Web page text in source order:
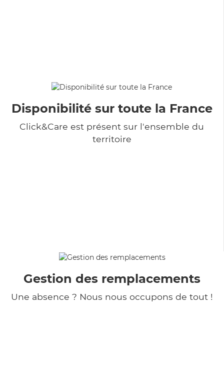
Disponibilité sur toute la France
Click&Care est présent sur l'ensemble du
territoire
Gestion des remplacements
Une absence ? Nous nous occupons de tout !